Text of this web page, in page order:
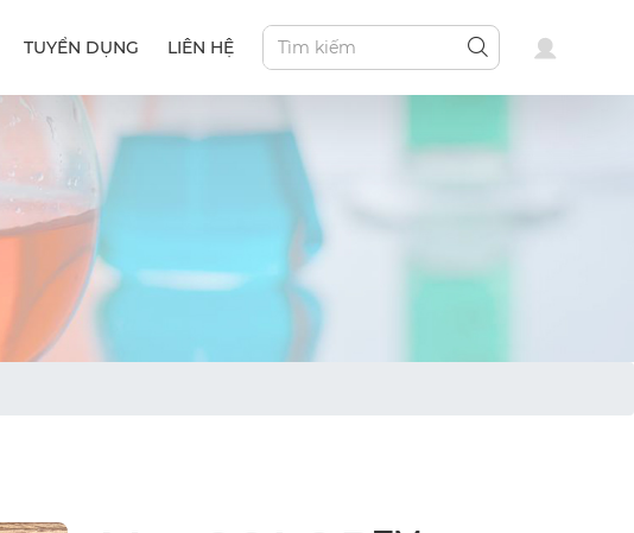
TUYỂN DỤNG LIÊN HỆ